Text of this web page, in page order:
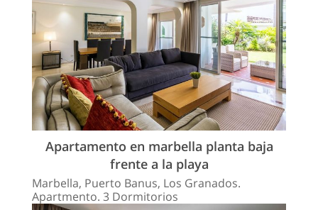
Apartamento en marbella planta baja
frente a la playa
Marbella, Puerto Banus, Los Granados.
Apartmento. 3 Dormitorios